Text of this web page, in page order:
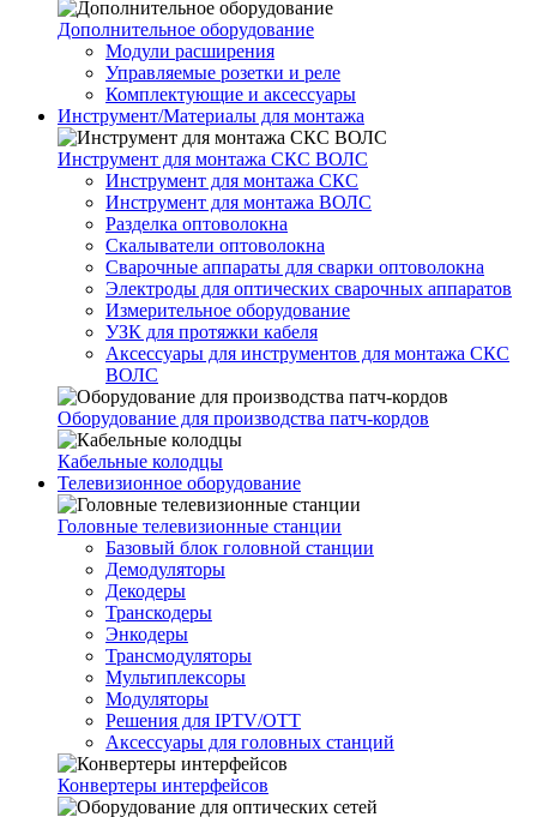
Дополнительное оборудование
Модули расширения
Управляемые розетки и реле
Комплектующие и аксессуары
Инструмент/Материалы для монтажа
Инструмент для монтажа СКС ВОЛС
Инструмент для монтажа СКС
Инструмент для монтажа ВОЛС
Разделка оптоволокна
Скалыватели оптоволокна
Сварочные аппараты для сварки оптоволокна
Электроды для оптических сварочных аппаратов
Измерительное оборудование
УЗК для протяжки кабеля
Аксессуары для инструментов для монтажа СКС
ВОЛС
Оборудование для производства патч-кордов
Кабельные колодцы
Телевизионное оборудование
Головные телевизионные станции
Базовый блок головной станции
Демодуляторы
Декодеры
Транскодеры
Энкодеры
Трансмодуляторы
Мультиплексоры
Модуляторы
Решения для IPTV/OTT
Аксессуары для головных станций
Конвертеры интерфейсов